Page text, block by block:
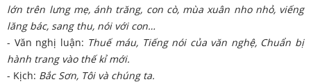
lớn trên lưng mẹ, ánh trăng, con cò, mùa xuân nho nhỏ, viếng
lăng bác, sang thu, nói với con…
- Văn nghị luận: Thuế máu, Tiếng nói của văn nghệ, Chuẩn bị
hành trang vào thế kỉ mới.
- Kịch: Bắc Sơn, Tôi và chúng ta.